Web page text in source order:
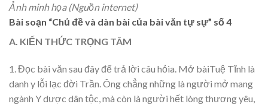
Ảnh minh họa (Nguồn internet)
Bài soạn “Chủ đề và dàn bài của bài văn tự sự” số 4
A. KIẾN THỨC TRỌNG TÂM
1. Đọc bài văn sau đây để trả lời câu hỏia. Mở bàiTuệ Tĩnh là
danh y lỗi lạc đời Trần. Ông chẳng những là người mở mang
ngành Y dược dân tộc, mà còn là người hết lòng thương yêu,